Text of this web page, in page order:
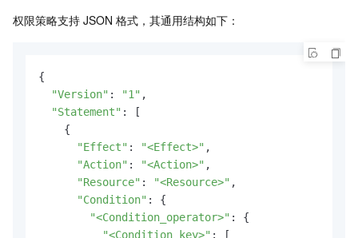
权限策略支持 JSON 格式，其通用结构如下：
{
"Version" : "1" ,
"Statement" : [
    {
"Effect" : "<Effect>" ,
"Action" : "<Action>" ,
"Resource" : "<Resource>" ,
"Condition" : {
"<Condition_operator>" : {
"<Condition_key>" : [